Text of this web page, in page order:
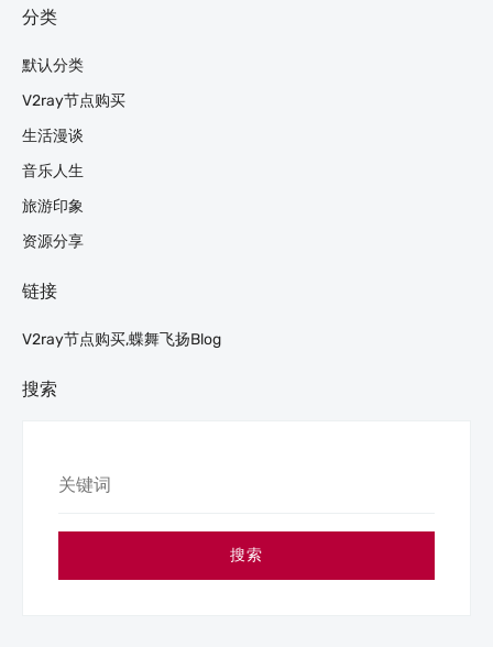
分类
默认分类
V2ray节点购买
生活漫谈
音乐人生
旅游印象
资源分享
链接
V2ray节点购买,蝶舞飞扬blog
搜索
搜索